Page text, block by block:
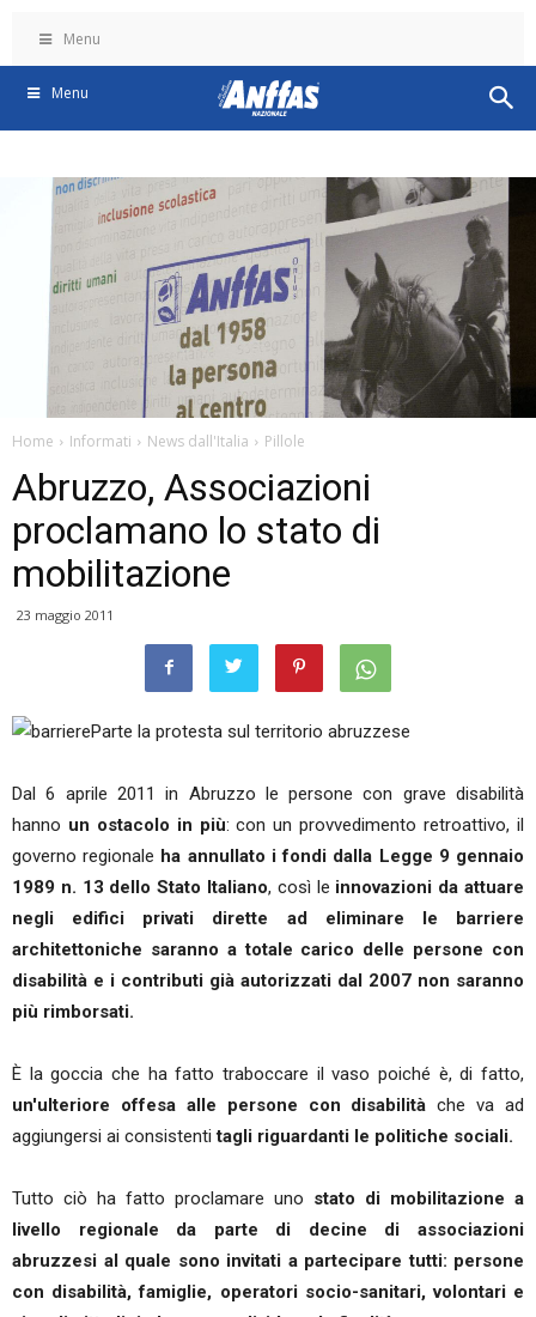
Menu
Menu
Home Informati News dall'Italia Pillole
Abruzzo, Associazioni
proclamano lo stato di
mobilitazione
23 maggio 2011
Parte la protesta sul territorio abruzzese
Dal 6 aprile 2011 in Abruzzo le persone con grave disabilità
hanno un ostacolo in più: con un provvedimento retroattivo, il
governo regionale ha annullato i fondi dalla Legge 9 gennaio
1989 n. 13 dello Stato Italiano, così le innovazioni da attuare
negli edifici privati dirette ad eliminare le barriere
architettoniche saranno a totale carico delle persone con
disabilità e i contributi già autorizzati dal 2007 non saranno
più rimborsati.
È la goccia che ha fatto traboccare il vaso poiché è, di fatto,
un'ulteriore offesa alle persone con disabilità che va ad
aggiungersi ai consistentitagli riguardanti le politiche sociali.
Tutto ciò ha fatto proclamare uno stato di mobilitazione a
livello regionale da parte di decine di associazioni
abruzzesi al quale sono invitati a partecipare tutti: persone
con disabilità, famiglie, operatori socio-sanitari, volontari e